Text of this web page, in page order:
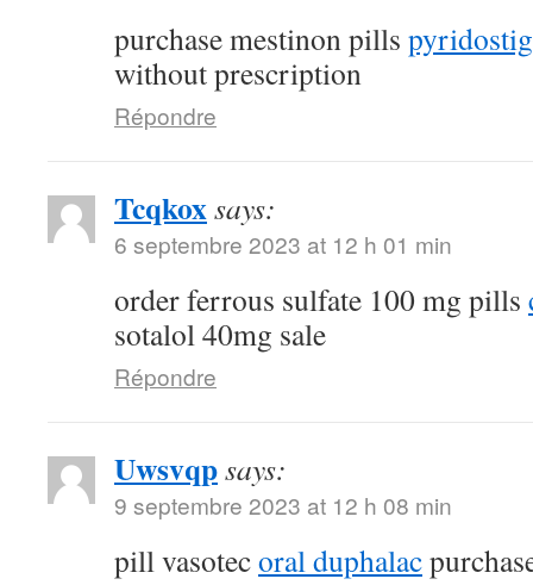
purchase mestinon pills
without prescription
Répondre
Tcqkoxsays:
6 septembre 2023 at 12 h 01 min
order ferrous sulfate 100 mg pills
sotalol 40mg sale
Répondre
Uwsvqpsays:
9 septembre 2023 at 12 h 08 min
pill vasotecoral duphalac